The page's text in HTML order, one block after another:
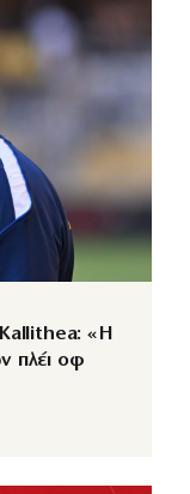
«Η
πλέι οφ